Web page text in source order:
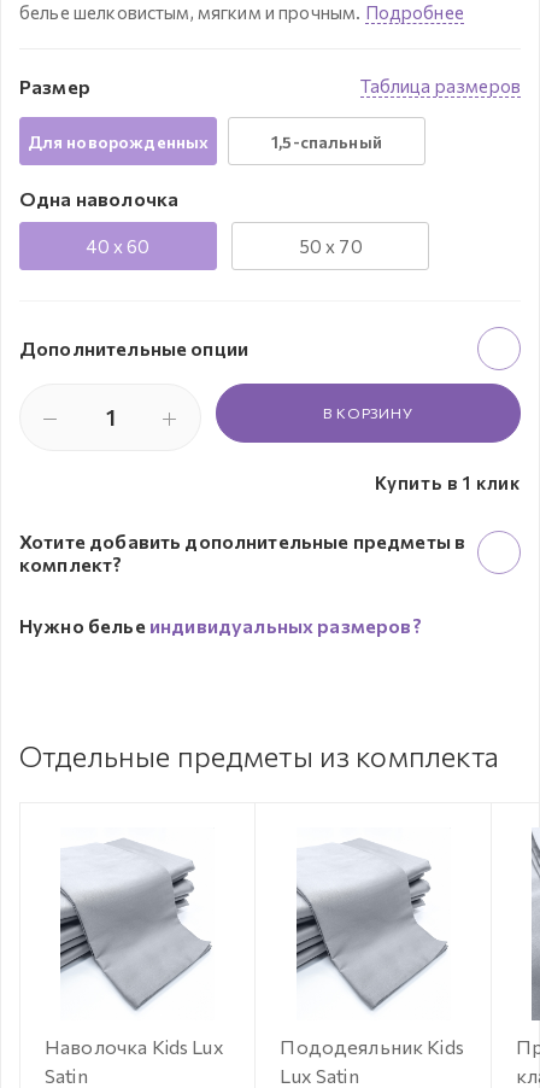
белье шелковистым, мягким и прочным. Подробнее
Таблица размеров
Размер
Для новорожденных 1,5-спальный
Одна наволочка
40 x 60 50 x 70
Дополнительные опции
В КОРЗИНУ
Купить в 1 клик
Хотите добавить дополнительные предметы в
комплект?
Нужно белье индивидуальных размеров?
Отдельные предметы из комплекта
Наволочка Kids Lux
Satin
Пододеяльник Kids
Lux Satin